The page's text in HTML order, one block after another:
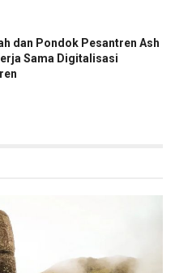
dan Pondok Pesantren Ash
Sama Digitalisasi